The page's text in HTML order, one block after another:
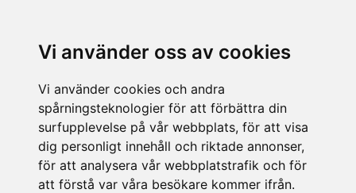
Vi använder oss av cookies
Vi använder cookies och andra
spårningsteknologier för att förbättra din
surfupplevelse på vår webbplats, för att visa
dig personligt innehåll och riktade annonser,
för att analysera vår webbplatstrafik och för
att förstå var våra besökare kommer ifrån.